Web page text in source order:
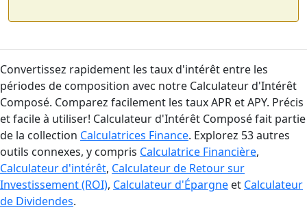
Convertissez rapidement les taux d'intérêt entre les
périodes de composition avec notre Calculateur d'Intérêt
Composé. Comparez facilement les taux APR et APY. Précis
et facile à utiliser! Calculateur d'Intérêt Composé fait partie
de la collection Calculatrices Finance. Explorez 53 autres
outils connexes, y compris Calculatrice Financière,
Calculateur d'intérêt, Calculateur de Retour sur
Investissement (ROI), Calculateur d'Épargne et Calculateur
de Dividendes.